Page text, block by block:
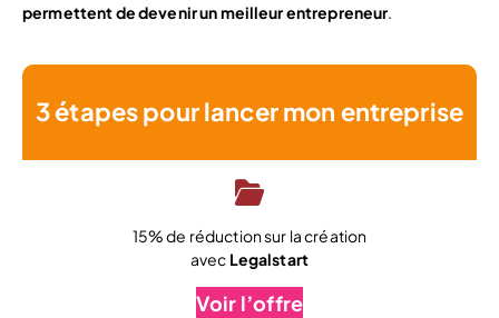
permettent de devenir un meilleur entrepreneur.
3 étapes pour lancer mon entreprise
15% de réduction sur la création
avec Legalstart
Voir l’offre